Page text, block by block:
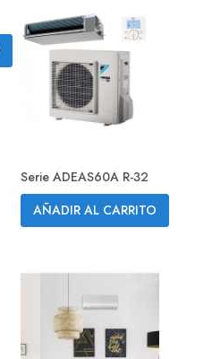
Serie ADEAS60A R-32
AÑADIR AL CARRITO